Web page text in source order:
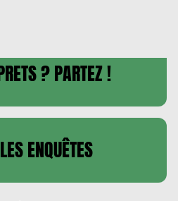
? PARTEZ !
ENQUÊTES